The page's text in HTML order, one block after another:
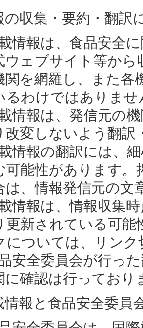
収集・要約・翻訳
情報は、食品安全
ウェブサイト等か
関を網羅し、また各
るわけではありませ
情報は、発信元の
改変しないよう翻訳
情報の翻訳には、
可能性があります。
は、情報発信元の文
情報は、情報収集
更新されている可
については、リン
安全委員会が行っ
に確認は行っており
報と食品安全委員